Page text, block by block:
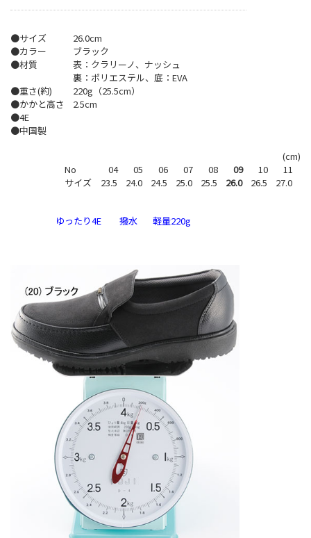
●サイズ
26.0cm
●カラー
ブラック
●材質
表：クラリーノ、ナッシュ
裏：ポリエステル、底：EVA
●重さ(約)
220g（25.5cm）
●かかと高さ
2.5cm
●4E
●中国製
(cm)
No
04 05 06 07 08 09 10
11
サイズ
23.5 24.0 24.5 25.0 25.5 26.0 26.5 27.0
ゆったり4E 撥水 軽量220g